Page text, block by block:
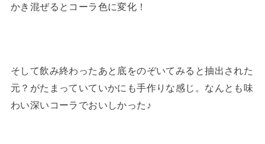
かき混ぜるとコーラ色に変化！
そして飲み終わったあと底をのぞいてみると抽出された
元？がたまっていていかにも手作りな感じ。なんとも味
わい深いコーラでおいしかった♪